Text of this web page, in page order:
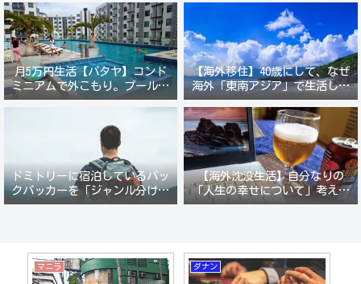
月5万円生活【パタヤ】コンド
ミニアムで外こもり。プール付
き新築コンドでステーキ&ウオ
【海外移住】40歳にして、なぜ
海外「東南アジア」で生活しよ
うと思ったのか？
ドミトリーに宿泊しているバッ
クパッカーを「ジャンル分けし
て人間観察」が楽しい。
【海外沈没生活】自分なりの
「人生の幸せについて」考えて
みる。
マニラ ダナン